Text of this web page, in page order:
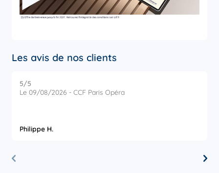
Les avis de nos clients
5/5
Le 09/08/2026 - CCF Paris Opéra
Philippe H.